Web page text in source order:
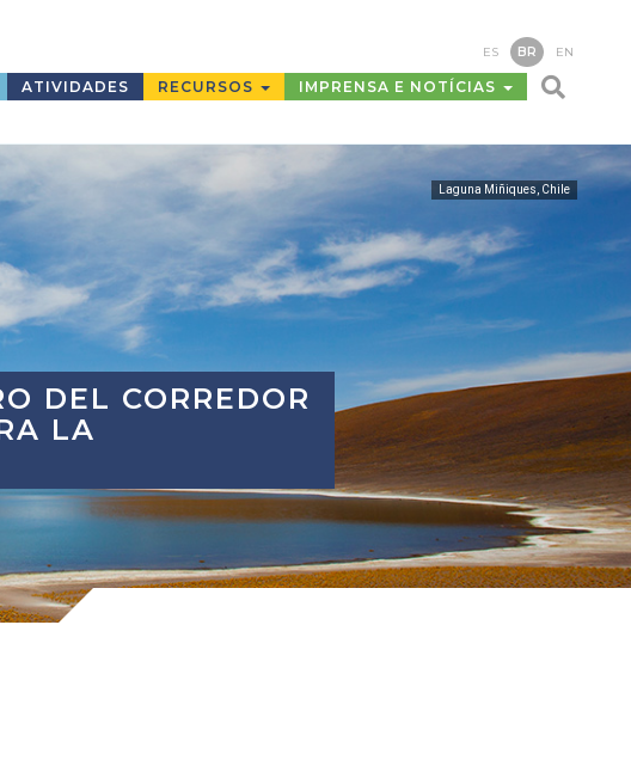
ES BR EN
ATIVIDADES RECURSOS IMPRENSA E NOTÍCIAS
Laguna Miñiques, Chile
DEL CORREDOR
LA